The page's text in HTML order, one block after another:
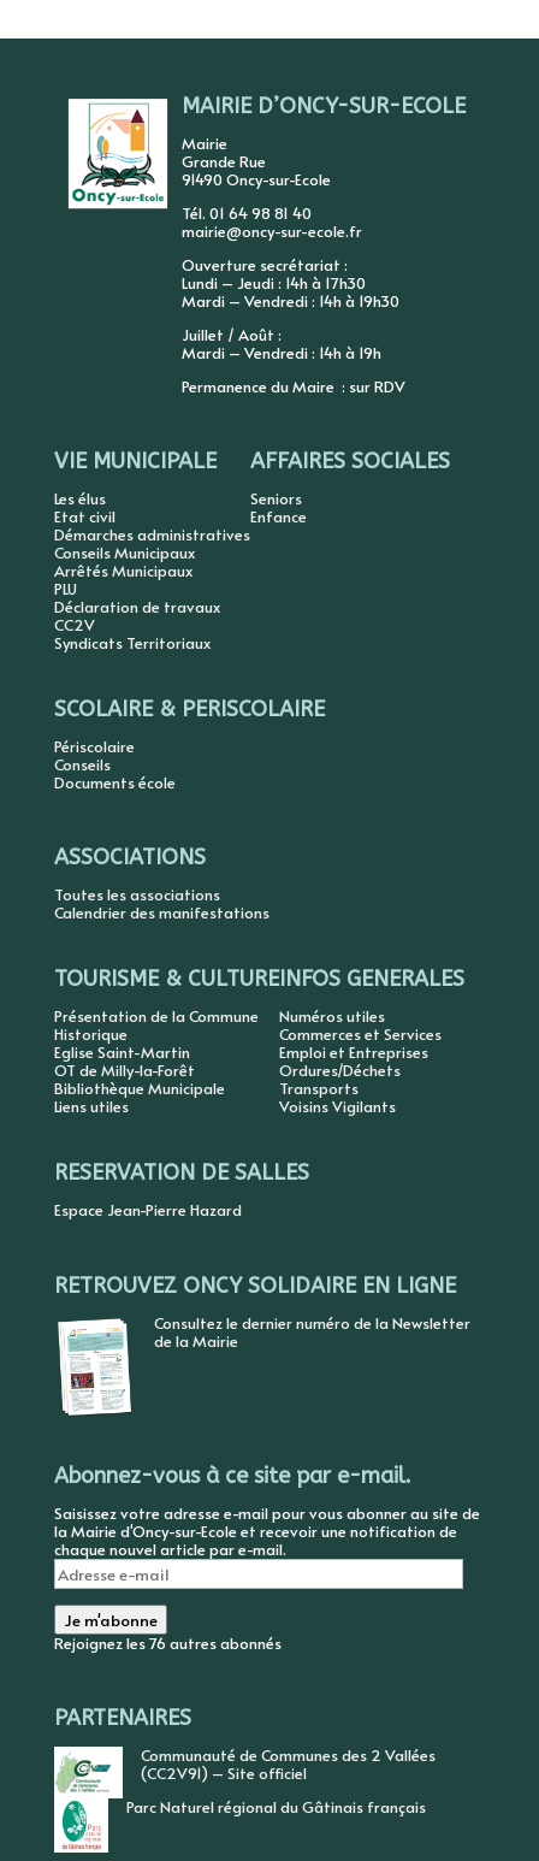
MAIRIE D’ONCY-SUR-ECOLE
Mairie
Grande Rue
91490 Oncy-sur-Ecole
Tél. 01 64 98 81 40
mairie@oncy-sur-ecole.fr
Ouverture secrétariat :
Lundi – Jeudi : 14h à 17h30
Mardi – Vendredi : 14h à 19h30
Juillet / Août :
Mardi – Vendredi : 14h à 19h
Permanence du Maire : sur RDV
VIE MUNICIPALE
Les élus
Etat civil
Démarches administratives
Conseils Municipaux
Arrêtés Municipaux
PLU
Déclaration de travaux
CC2V
Syndicats Territoriaux
AFFAIRES SOCIALES
Seniors
Enfance
SCOLAIRE & PERISCOLAIRE
Périscolaire
Conseils
Documents école
ASSOCIATIONS
Toutes les associations
Calendrier des manifestations
TOURISME & CULTURE
Présentation de la Commune
Historique
Eglise Saint-Martin
OT de Milly-la-Forêt
Bibliothèque Municipale
Liens utiles
INFOS GENERALES
Numéros utiles
Commerces et Services
Emploi et Entreprises
Ordures/Déchets
Transports
Voisins Vigilants
RESERVATION DE SALLES
Espace Jean-Pierre Hazard
RETROUVEZ ONCY SOLIDAIRE EN LIGNE
Consultez le dernier numéro de la Newsletter
de la Mairie
Abonnez-vous à ce site par e-mail.
Saisissez votre adresse e-mail pour vous abonner au site de
la Mairie d'Oncy-sur-Ecole et recevoir une notification de
chaque nouvel article par e-mail.
Adresse
e-
mail
Je m'abonne
Rejoignez les 76 autres abonnés
PARTENAIRES
Communauté de Communes des 2 Vallées
(CC2V91) – Site officiel
Parc Naturel régional du Gâtinais français